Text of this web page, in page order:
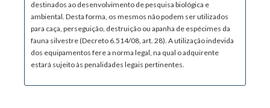
destinados ao desenvolvimento de pesquisa biológica e
ambiental. Desta forma, os mesmos não podem ser utilizados
para caça, perseguição, destruição ou apanha de espécimes da
fauna silvestre (Decreto 6.514/08, art. 28). A utilização indevida
dos equipamentos fere a norma legal, na qual o adquirente
estará sujeito às penalidades legais pertinentes.